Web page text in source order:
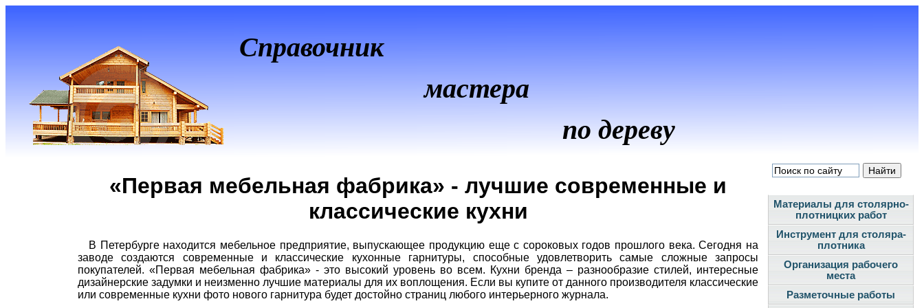
Справочник
мастера
по дереву
«Первая мебельная фабрика» - лучшие современные и
классические кухни
В Петербурге находится мебельное предприятие, выпускающее продукцию еще с сороковых годов прошлого века. Сегодня на
заводе создаются современные и классические кухонные гарнитуры, способные удовлетворить самые сложные запросы
покупателей. «Первая мебельная фабрика» - это высокий уровень во всем. Кухни бренда – разнообразие стилей, интересные
дизайнерские задумки и неизменно лучшие материалы для их воплощения. Если вы купите от данного производителя классические
или современные кухни фото нового гарнитура будет достойно страниц любого интерьерного журнала.
Материалы для столярно-
плотницких работ
Инструмент для столяра-
плотника
Организация рабочего
места
Разметочные работы